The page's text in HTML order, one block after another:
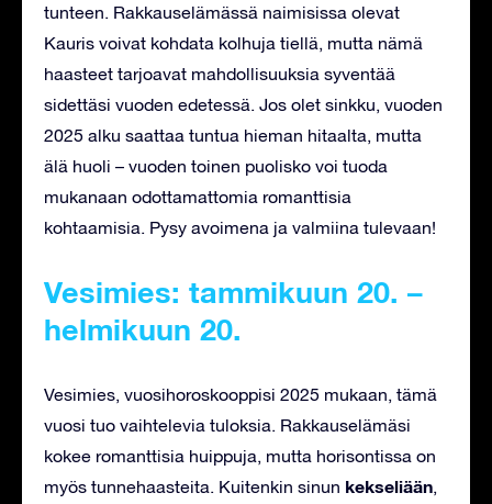
tunteen. Rakkauselämässä naimisissa olevat
Kauris voivat kohdata kolhuja tiellä, mutta nämä
haasteet tarjoavat mahdollisuuksia syventää
sidettäsi vuoden edetessä. Jos olet sinkku, vuoden
2025 alku saattaa tuntua hieman hitaalta, mutta
älä huoli – vuoden toinen puolisko voi tuoda
mukanaan odottamattomia romanttisia
kohtaamisia. Pysy avoimena ja valmiina tulevaan!
Vesimies: tammikuun 20. –
helmikuun 20.
Vesimies, vuosihoroskooppisi 2025 mukaan, tämä
vuosi tuo vaihtelevia tuloksia. Rakkauselämäsi
kokee romanttisia huippuja, mutta horisontissa on
myös tunnehaasteita. Kuitenkin sinun kekseliään,